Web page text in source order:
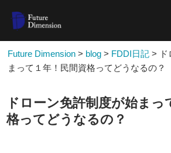
Future Dimension > blog > FDDI日記 >
まって１年！民間資格ってどうなるの？
ドローン免許制度が始まっ
格ってどうなるの？